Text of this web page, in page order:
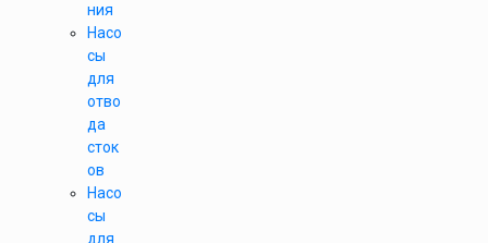
ния
Насо
сы
для
отво
да
сток
ов
Насо
сы
для